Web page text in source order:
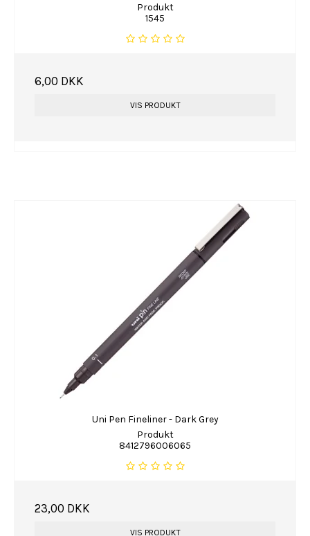
Produkt
1545
6,00 DKK
VIS PRODUKT
Uni Pen Fineliner - Dark Grey
Produkt
8412796006065
23,00 DKK
VIS PRODUKT